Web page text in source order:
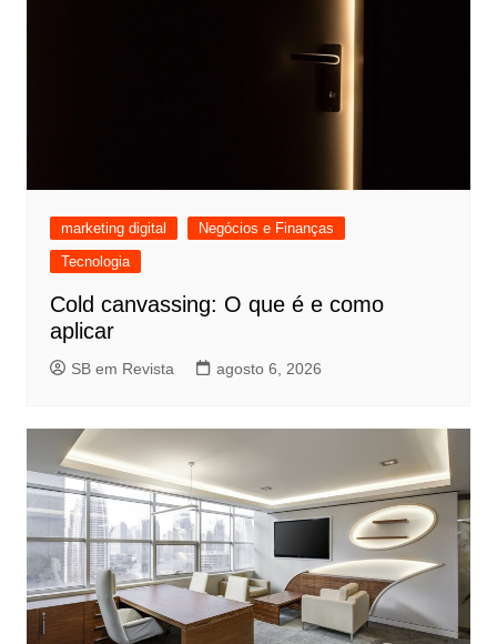
marketing digital
Negócios e Finanças
Tecnologia
Cold canvassing: O que é e como
aplicar
SB em Revista agosto 6, 2026